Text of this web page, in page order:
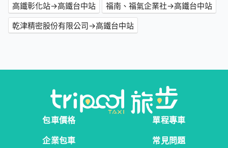
高鐵彰化站→高鐵台中站
福南、福氣企業社→高鐵台中站
乾津精密股份有限公司→高鐵台中站
包車價格
單程專車
企業包車
常見問題